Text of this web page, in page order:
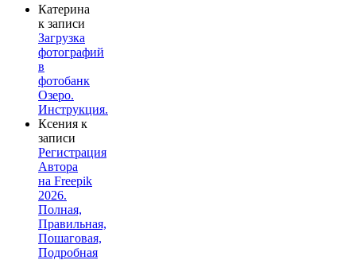
Катерина
к записи
Загрузка
фотографий
в
фотобанк
Озеро.
Инструкция.
Ксения к
записи
Регистрация
Автора
на Freepik
2026.
Полная,
Правильная,
Пошаговая,
Подробная